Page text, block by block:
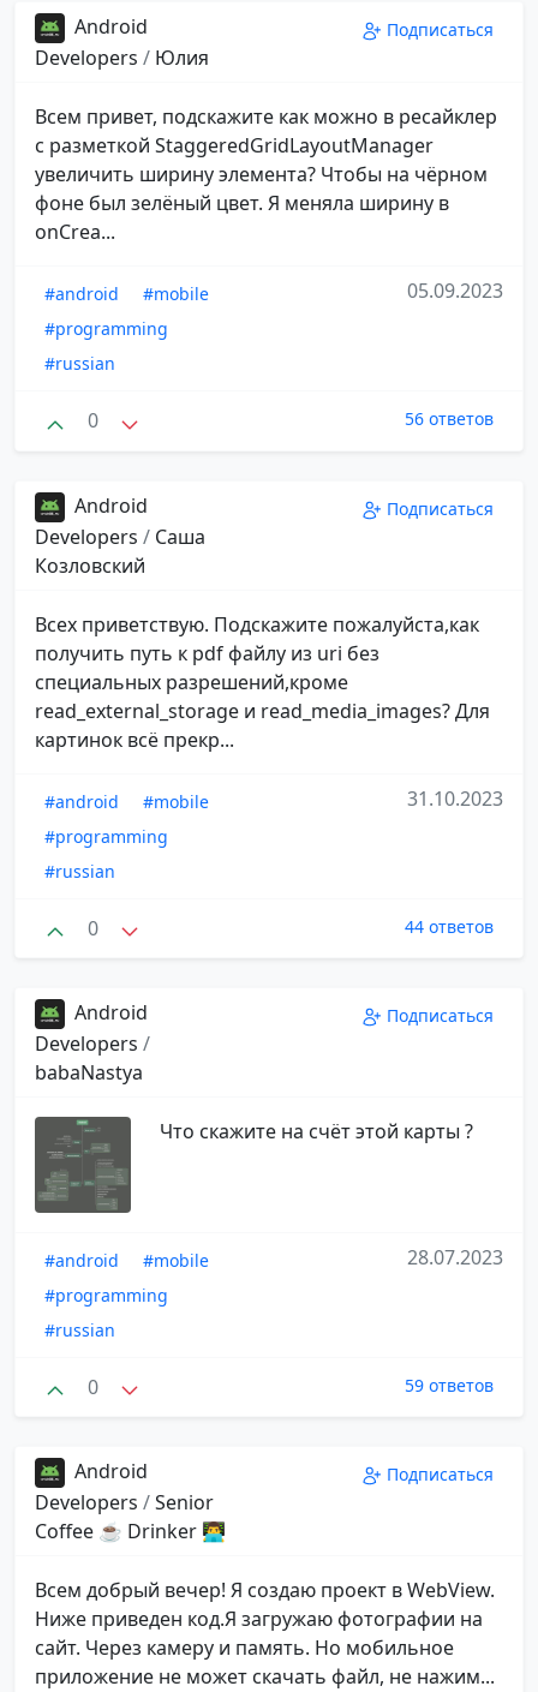
Android
Developers / Юлия
Подписаться
Всем привет, подскажите как можно в ресайклер
с разметкой StaggeredGridLayoutManager
увеличить ширину элемента? Чтобы на чёрном
фоне был зелёный цвет. Я меняла ширину в
onCrea...
#android
#mobile
#programming
#russian
05.09.2023
0 56 ответов
Android
Developers / Саша
Козловский
Подписаться
Всех приветствую. Подскажите пожалуйста,как
получить путь к pdf файлу из uri без
специальных разрешений,кроме
read_external_storage и read_media_images? Для
картинок всё прекр...
#android
#mobile
#programming
#russian
31.10.2023
0 44 ответов
Android
Developers /
babaNastya
Подписаться
Что скажите на счёт этой карты ?
#android
#mobile
#programming
#russian
28.07.2023
0 59 ответов
Android
Developers /Senior
Coffee ☕️ Drinker 👨‍💻
Подписаться
Всем добрый вечер! Я создаю проект в WebView.
Ниже приведен код.Я загружаю фотографии на
сайт. Через камеру и память. Но мобильное
приложение не может скачать файл, не нажим...